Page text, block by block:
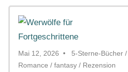
Mai 12, 2026 5-Sterne-Bücher /
Romance / fantasy / Rezension